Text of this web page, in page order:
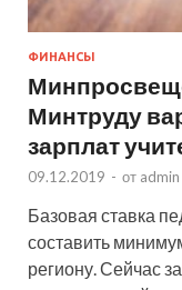
ФИНАНСЫ
Минтруду
зарплат
09.12.2019 - от admin
Базовая ставка
составить
региону. Сейчас